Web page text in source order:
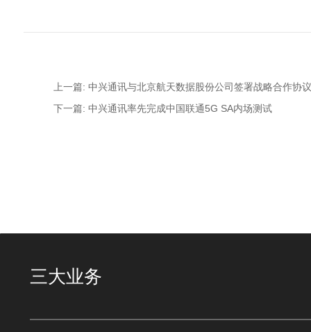
上一篇: 中兴通讯与北京航天数据股份公司签署战略合作协议
下一篇: 中兴通讯率先完成中国联通5G SA内场测试
三大业务